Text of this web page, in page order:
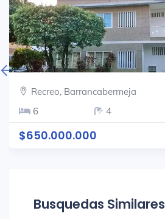
Recreo, Barrancabermeja
6
4
$650.000.000
Busquedas Similares